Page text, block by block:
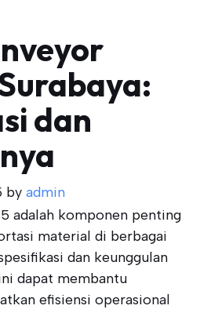
dan
by admin
adalah komponen penting
material di berbagai
dan keunggulan
dapat membantu
efisiensi operasional